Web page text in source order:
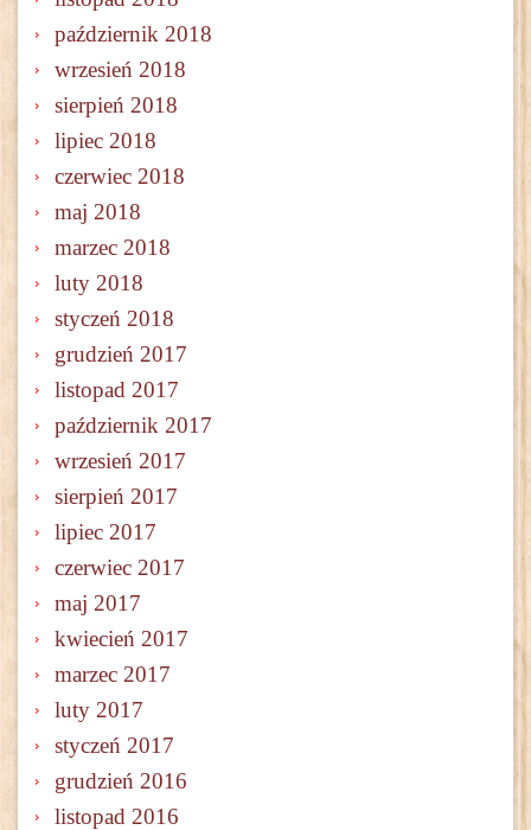
październik 2018
wrzesień 2018
sierpień 2018
lipiec 2018
czerwiec 2018
maj 2018
marzec 2018
luty 2018
styczeń 2018
grudzień 2017
listopad 2017
październik 2017
wrzesień 2017
sierpień 2017
lipiec 2017
czerwiec 2017
maj 2017
kwiecień 2017
marzec 2017
luty 2017
styczeń 2017
grudzień 2016
listopad 2016